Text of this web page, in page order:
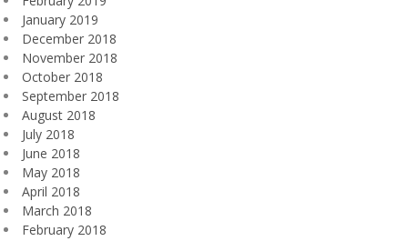
January 2019
December 2018
November 2018
October 2018
September 2018
August 2018
July 2018
June 2018
May 2018
April 2018
March 2018
February 2018